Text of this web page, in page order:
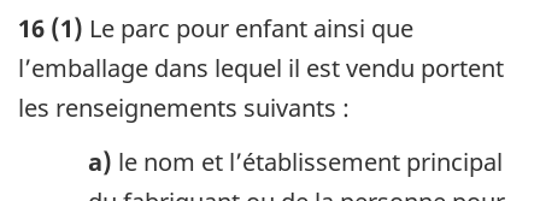
16 (1) Le parc pour enfant ainsi que
l’emballage dans lequel il est vendu portent
les renseignements suivants :
a) le nom et l’établissement principal